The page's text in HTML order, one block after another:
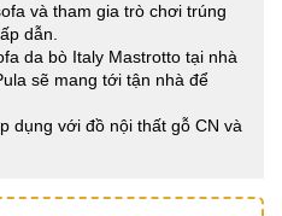
và tham gia trò chơi trúng
dẫn.
da bò Italy Mastrotto tại nhà
sẽ mang tới tận nhà để
dụng với đồ nội thất gỗ CN và